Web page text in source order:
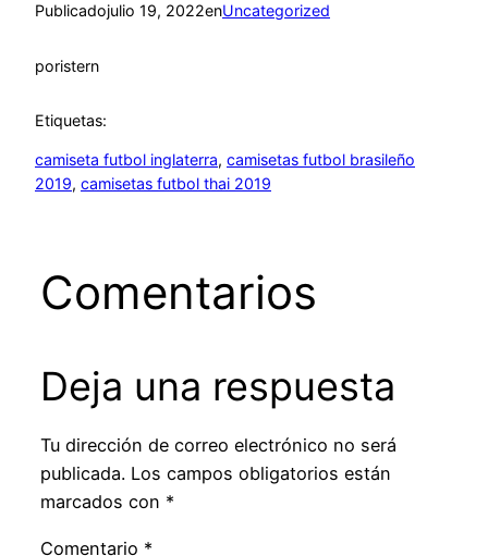
Publicadojulio 19, 2022enUncategorized
poristern
Etiquetas:
camiseta futbol inglaterra, camisetas futbol brasileño
2019, camisetas futbol thai 2019
Comentarios
Deja una respuesta
Tu dirección de correo electrónico no será
publicada. Los campos obligatorios están
marcados con *
Comentario *